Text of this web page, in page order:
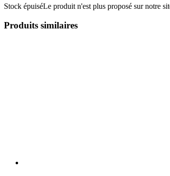
Stock épuiséLe produit n'est plus proposé sur notre
Produits similaires